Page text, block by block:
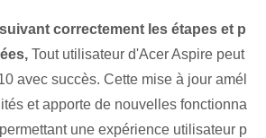
correctement les étapes et p
Tout utilisateur d'Acer Aspire peut
avec succès. Cette mise à jour amél
et apporte de nouvelles fonctionna
une expérience utilisateur p